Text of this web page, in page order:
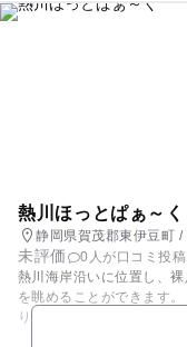
熱川ほっとぱぁ～く
静岡県賀茂郡東伊豆町 /
未評価
0人が口コミ投稿
熱川海岸沿いに位置し、
を眺めることができます
り健康散歩も楽しめます